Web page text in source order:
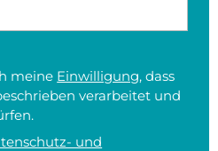
meine Einwilligung, dass
verarbeitet und
und